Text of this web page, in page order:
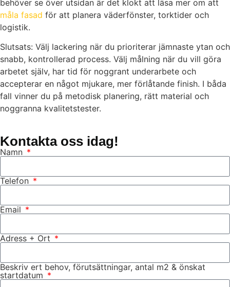
behöver se över utsidan är det klokt att läsa mer om att
måla fasad för att planera väderfönster, torktider och
logistik.
Slutsats: Välj lackering när du prioriterar jämnaste ytan och
snabb, kontrollerad process. Välj målning när du vill göra
arbetet själv, har tid för noggrant underarbete och
accepterar en något mjukare, mer förlåtande finish. I båda
fall vinner du på metodisk planering, rätt material och
noggranna kvalitetstester.
Kontakta oss idag!
Namn
Telefon
Email
Adress + Ort
Beskriv ert behov, förutsättningar, antal m2 & önskat
startdatum